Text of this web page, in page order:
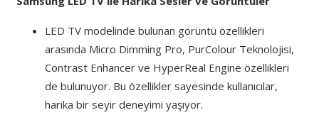
LED TV modelinde bulunan görüntü özellikleri
arasında Micro Dimming Pro, PurColour Teknolojisi,
Contrast Enhancer ve HyperReal Engine özellikleri
de bulunuyor. Bu özellikler sayesinde kullanıcılar,
harika bir seyir deneyimi yaşıyor.